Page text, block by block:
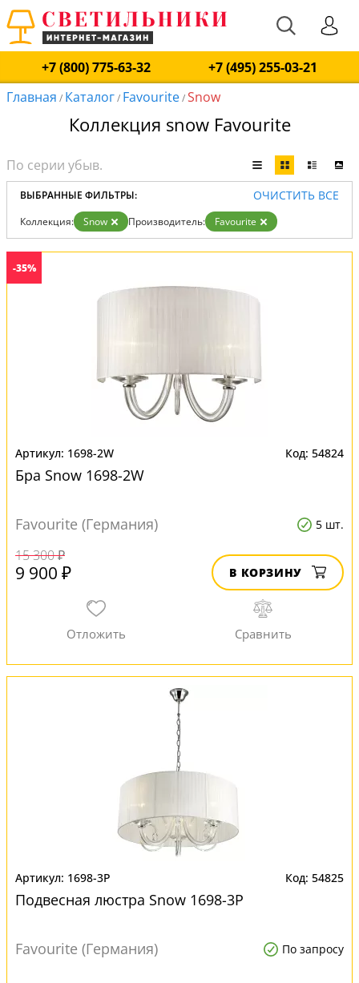
+7 (800) 775-63-32
+7 (495) 255-03-21
Главная / Каталог/ Favourite/Snow
Коллекция snow Favourite
ВЫБРАННЫЕ ФИЛЬТРЫ: ОЧИСТИТЬ ВСЕ
Коллекция: Snow Производитель: Favourite
-35%
1698-2W 54824
Бра Snow 1698-2W
Favourite (Германия) 5 шт.
15 300 ₽
9 900 ₽ В КОРЗИНУ
1698-3P 54825
Подвесная люстра Snow 1698-3P
Favourite (Германия) По запросу